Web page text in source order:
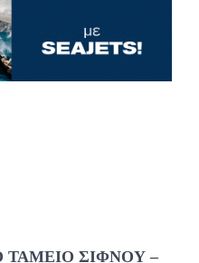
ΣΙΦΝΟΥ –